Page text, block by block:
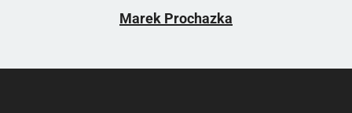
Marek Prochazka